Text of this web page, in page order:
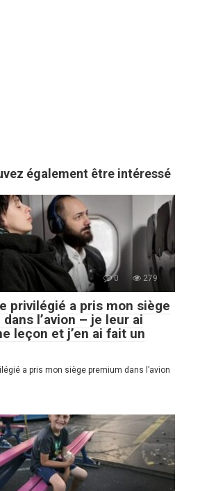
également être intéressé
0 279
privilégié a pris mon siège
l’avion – je leur ai
leçon et j’en ai fait un
a pris mon siège premium dans l’avion